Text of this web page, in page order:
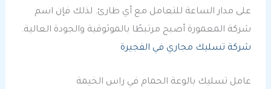
على مدار الساعة للتعامل مع أي طارئ. لذلك فإن اسم
شركة المعمورة أصبح مرتبطًا بالموثوقية والجودة العالية.
شركة تسليك مجاري في الفجيرة
عامل تسليك بالوعة الحمام في راس الخيمة